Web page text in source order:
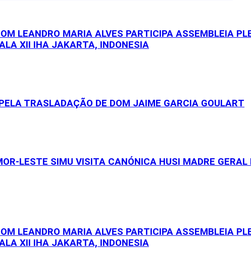
LEANDRO MARIA ALVES PARTICIPA ASSEMBLEIA
XII IHA JAKARTA, INDONESIA
TRASLADAÇÃO DE DOM JAIME GARCIA GOULART
LESTE SIMU VISITA CANÓNICA HUSI MADRE
LEANDRO MARIA ALVES PARTICIPA ASSEMBLEIA
XII IHA JAKARTA, INDONESIA